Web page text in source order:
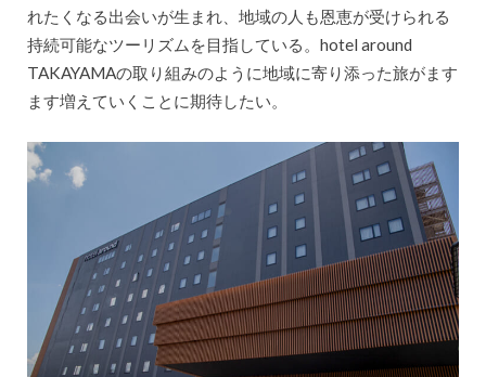
れたくなる出会いが生まれ、地域の人も恩恵が受けられる
持続可能なツーリズムを目指している。hotel around
TAKAYAMAの取り組みのように地域に寄り添った旅がます
ます増えていくことに期待したい。